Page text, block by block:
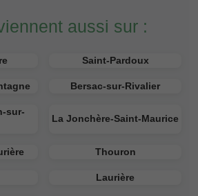
aussi sur :
Saint-Pardoux
Bersac-sur-Rivalier
sur-
La Jonchère-Saint-Maurice
Thouron
Laurière